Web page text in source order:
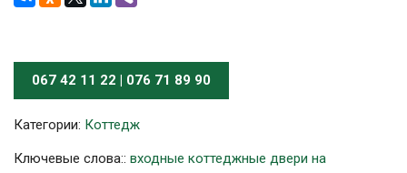
067 42 11 22 | 076 71 89 90
Категории: Коттедж
Ключевые слова:: входные коттеджные двери на